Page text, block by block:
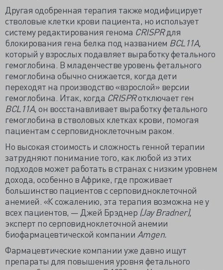
Другая одобренная терапия также модифицирует
стволовые клетки крови пациента, но использует
систему редактирования генома CRISPRдля
блокирования гена белка под названием BCL11A,
который у взрослых подавляет выработку фетального
гемоглобина. В младенчестве уровень фетального
гемоглобина обычно снижается, когда дети
переходят на производство «взрослой» версии
гемоглобина. Итак, когда CRISPRотключает ген
BCL11A, он восстанавливает выработку фетального
гемоглобина в стволовых клетках крови, помогая
пациентам с серповидноклеточным раком.
Но высокая стоимость и сложность генной терапии
затрудняют понимание того, как любой из этих
подходов может работать в странах с низким уровнем
дохода, особенно в Африке, где проживает
большинство пациентов с серповидноклеточной
анемией. «К сожалению, эта терапия возможна не у
всех пациентов, — Джей Брэднер (Jay Bradner),
эксперт по серповидноклеточной анемии
биофармацевтической компании Amgen.
Фармацевтические компании уже давно ищут
препараты для повышения уровня фетального